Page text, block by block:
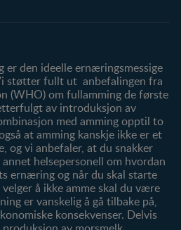
Våre merker
er den ideelle ernæringsmessige
støtter fullt ut anbefalingen fra
(WHO) om fullamming de første
av introduksjon av
med amming opptil to
at amming kanskje ikke er et
og vi anbefaler, at du snakker
helsepersonell om hvordan
ernæring og når du skal starte
å ikke amme skal du være
er vanskelig å gå tilbake på,
konsekvenser. Delvis